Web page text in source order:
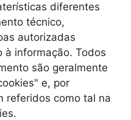
diferentes
técnico,
autorizadas
à informação. Todos
são geralmente
e, por
referidos como tal na